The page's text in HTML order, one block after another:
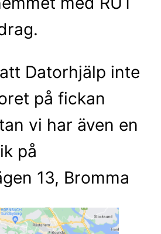
Datorhjälp inte
på fickan
vi har även en
på
13, Bromma